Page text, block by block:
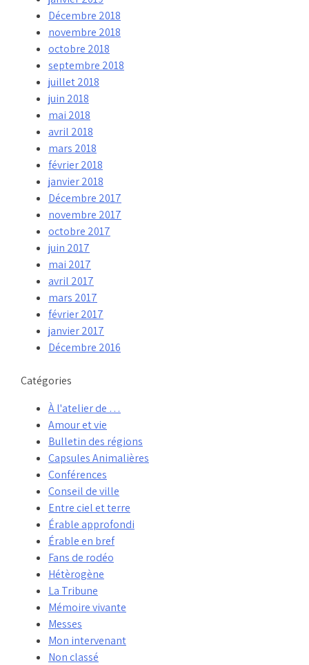
Décembre 2018
novembre 2018
octobre 2018
septembre 2018
juillet 2018
juin 2018
mai 2018
avril 2018
mars 2018
février 2018
janvier 2018
Décembre 2017
novembre 2017
octobre 2017
juin 2017
mai 2017
avril 2017
mars 2017
février 2017
janvier 2017
Décembre 2016
Catégories
À l'atelier de …
Amour et vie
Bulletin des régions
Capsules Animalières
Conférences
Conseil de ville
Entre ciel et terre
Érable approfondi
Érable en bref
Fans de rodéo
Hétèrogène
La Tribune
Mémoire vivante
Messes
Mon intervenant
Non classé